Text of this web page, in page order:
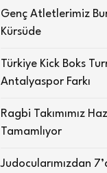
Genç Atletlerimiz
Kürsüde
Türkiye Kick Boks
Antalyaspor Farkı
Ragbi Takımımız
Tamamlıyor
Judocularımızdan